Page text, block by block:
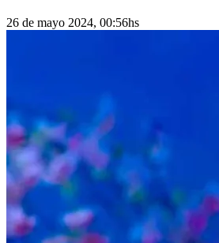
26 de mayo 2024, 00:56hs